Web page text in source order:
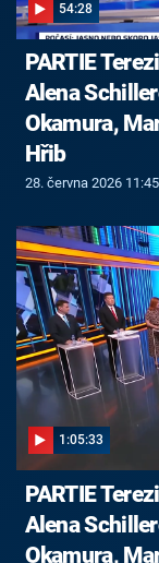
54:28
PARTIE
Alena
Okamura,
Hřib
28. června 2026 11:45
1:05:33
PARTIE
Alena
Okamura,